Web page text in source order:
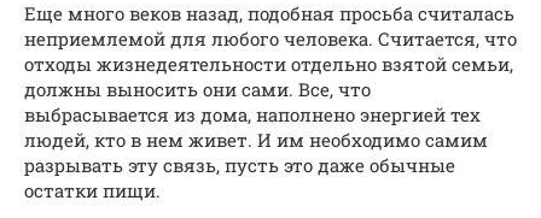
Еще много веков назад, подобная просьба считалась
неприемлемой для любого человека. Считается, что
отходы жизнедеятельности отдельно взятой семьи,
должны выносить они сами. Все, что
выбрасывается из дома, наполнено энергией тех
людей, кто в нем живет. И им необходимо самим
разрывать эту связь, пусть это даже обычные
остатки пищи.